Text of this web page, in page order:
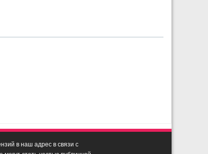
в наш адрес в связи с